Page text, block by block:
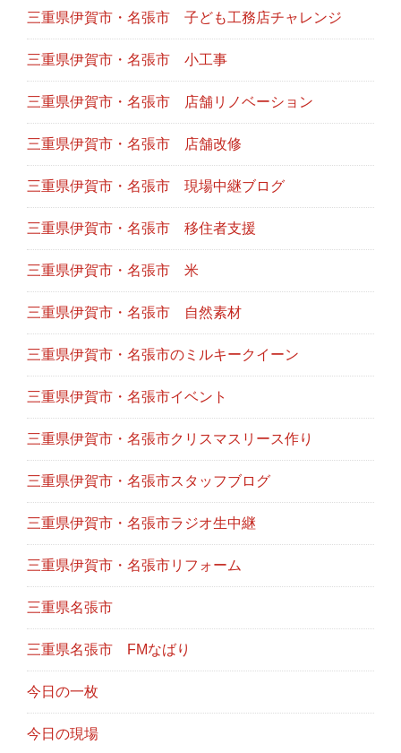
三重県伊賀市・名張市 子ども工務店チャレンジ
三重県伊賀市・名張市 小工事
三重県伊賀市・名張市 店舗リノベーション
三重県伊賀市・名張市 店舗改修
三重県伊賀市・名張市 現場中継ブログ
三重県伊賀市・名張市 移住者支援
三重県伊賀市・名張市 米
三重県伊賀市・名張市 自然素材
三重県伊賀市・名張市のミルキークイーン
三重県伊賀市・名張市イベント
三重県伊賀市・名張市クリスマスリース作り
三重県伊賀市・名張市スタッフブログ
三重県伊賀市・名張市ラジオ生中継
三重県伊賀市・名張市リフォーム
三重県名張市
三重県名張市 FMなばり
今日の一枚
今日の現場